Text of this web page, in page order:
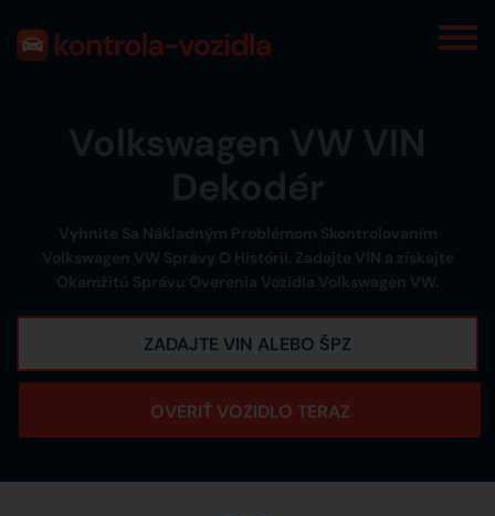
Volkswagen VW VIN
Dekodér
Vyhnite Sa Nákladným Problémom Skontrolovaním
Volkswagen VW Správy O Histórii. Zadajte VIN a získajte
Okamžitú Správu Overenia Vozidla Volkswagen VW.
OVERIŤ VOZIDLO TERAZ